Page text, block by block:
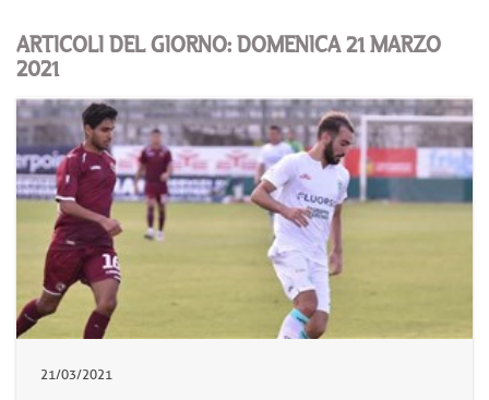
ARTICOLI DEL GIORNO: DOMENICA 21 MARZO
2021
21/03/2021